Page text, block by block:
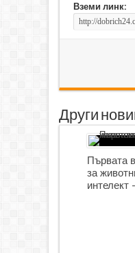
Вземи линк:
Други
Първата
за
интелект